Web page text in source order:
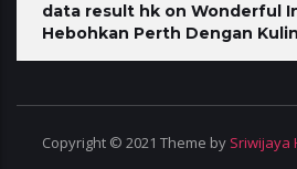
data result hk on Wonderful
Hebohkan Perth Dengan
Copyright © 2021 Theme by Sriwijaya